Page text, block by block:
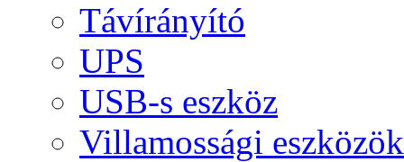
Távírányító
UPS
USB-s eszköz
Villamossági eszközök